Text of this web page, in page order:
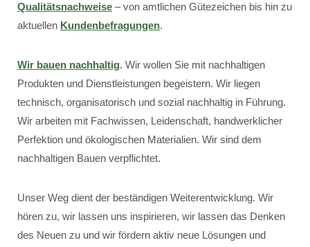
Qualitätsnachweise – von amtlichen Gütezeichen bis hin zu
aktuellen Kundenbefragungen.
Wir bauen nachhaltig. Wir wollen Sie mit nachhaltigen
Produkten und Dienstleistungen begeistern. Wir liegen
technisch, organisatorisch und sozial nachhaltig in Führung.
Wir arbeiten mit Fachwissen, Leidenschaft, handwerklicher
Perfektion und ökologischen Materialien. Wir sind dem
nachhaltigen Bauen verpflichtet.
Unser Weg dient der beständigen Weiterentwicklung. Wir
hören zu, wir lassen uns inspirieren, wir lassen das Denken
des Neuen zu und wir fördern aktiv neue Lösungen und